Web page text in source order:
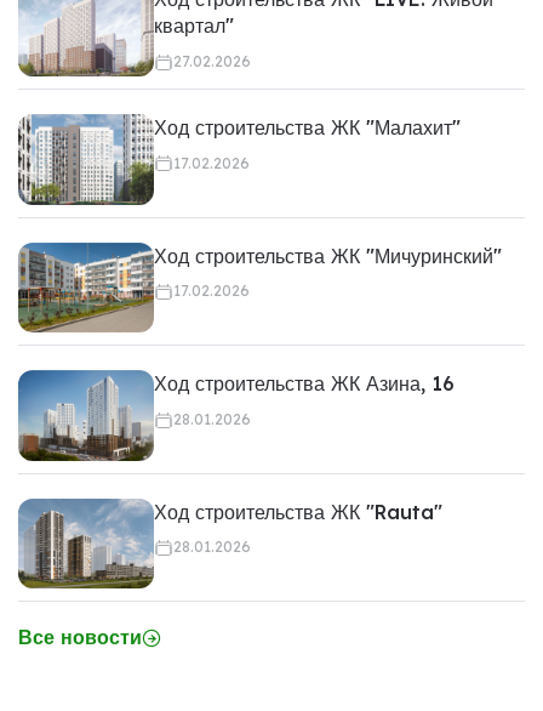
квартал"
27.02.2026
Ход строительства ЖК "Малахит"
17.02.2026
Ход строительства ЖК "Мичуринский"
17.02.2026
Ход строительства ЖК Азина, 16
28.01.2026
Ход строительства ЖК "Rauta"
28.01.2026
Все новости